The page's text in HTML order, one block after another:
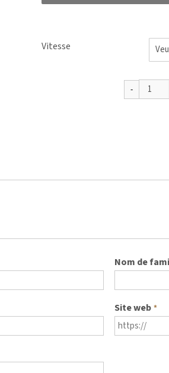
Vitesse
Nom de
Site web *